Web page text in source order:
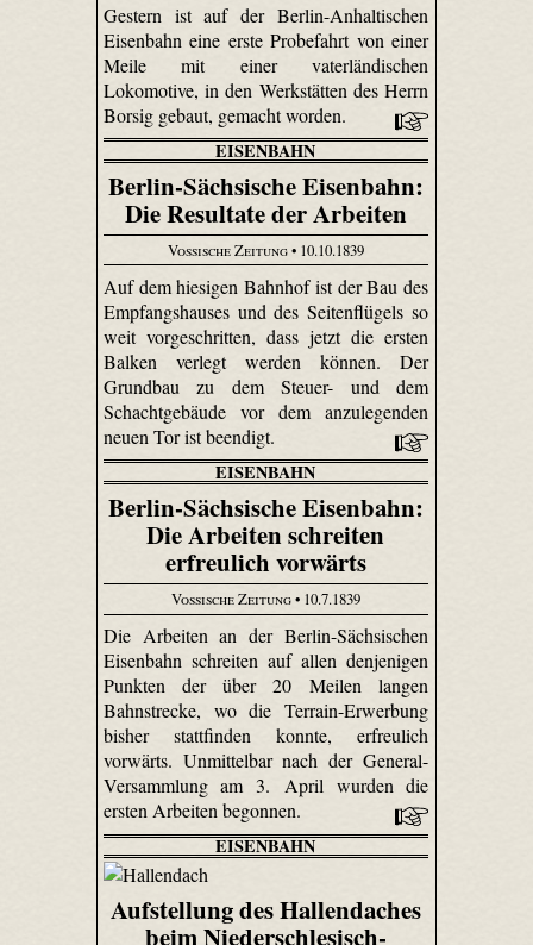
Gestern ist auf der Berlin-Anhaltischen
Eisenbahn eine erste Probefahrt von einer
Meile mit einer vaterländischen
Lokomotive, in den Werkstätten des Herrn
Borsig gebaut, gemacht worden.
EISENBAHN
Berlin-Sächsische Eisenbahn:
Die Resultate der Arbeiten
Vossische Zeitung• 10.10.1839
Auf dem hiesigen Bahnhof ist der Bau des
Empfangshauses und des Seitenflügels so
weit vorgeschritten, dass jetzt die ersten
Balken verlegt werden können. Der
Grundbau zu dem Steuer- und dem
Schachtgebäude vor dem anzulegenden
neuen Tor ist beendigt.
EISENBAHN
Berlin-Sächsische Eisenbahn:
Die Arbeiten schreiten
erfreulich vorwärts
Vossische Zeitung• 10.7.1839
Die Arbeiten an der Berlin-Sächsischen
Eisenbahn schreiten auf allen denjenigen
Punkten der über 20 Meilen langen
Bahnstrecke, wo die Terrain-Erwerbung
bisher stattfinden konnte, erfreulich
vorwärts. Unmittelbar nach der General-
Versammlung am 3. April wurden die
ersten Arbeiten begonnen.
EISENBAHN
Aufstellung des Hallendaches
beim Niederschlesisch-